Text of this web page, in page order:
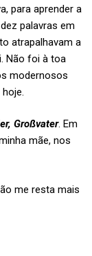
para aprender a
palavras em
atrapalhavam a
Não foi à toa
modernosos
Großvater. Em
mãe, nos
me resta mais